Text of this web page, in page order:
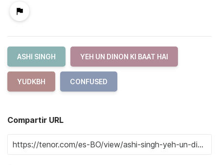
ASHI SINGH YEH UN DINON KI BAAT HAI
YUDKBH CONFUSED
Compartir URL